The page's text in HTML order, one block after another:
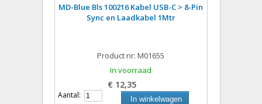
MD-Blue Bls 100216 Kabel USB-C > 8-Pin
Sync en Laadkabel 1Mtr
Product nr: M01655
In voorraad
€ 12,35
Aantal: In winkelwagen